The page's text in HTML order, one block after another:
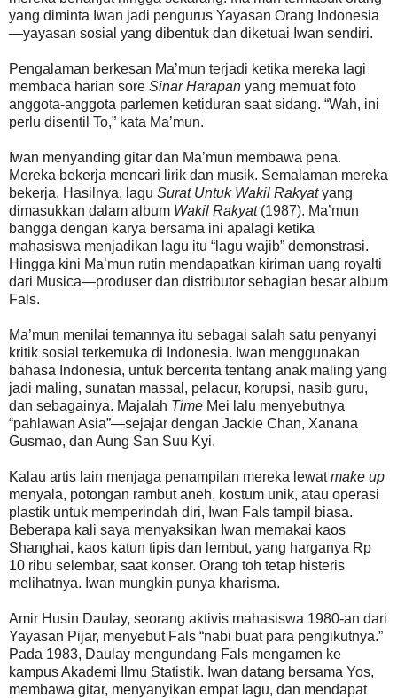
yang diminta Iwan jadi pengurus Yayasan Orang Indonesia
—yayasan sosial yang dibentuk dan diketuai Iwan sendiri.
Pengalaman berkesan Ma’mun terjadi ketika mereka lagi
membaca harian sore Sinar Harapan yang memuat foto
anggota-anggota parlemen ketiduran saat sidang. “Wah, ini
perlu disentil To,” kata Ma’mun.
Iwan menyanding gitar dan Ma’mun membawa pena.
Mereka bekerja mencari lirik dan musik. Semalaman mereka
bekerja. Hasilnya, lagu Surat Untuk Wakil Rakyatyang
dimasukkan dalam album Wakil Rakyat(1987). Ma’mun
bangga dengan karya bersama ini apalagi ketika
mahasiswa menjadikan lagu itu “lagu wajib” demonstrasi.
Hingga kini Ma’mun rutin mendapatkan kiriman uang royalti
dari Musica—produser dan distributor sebagian besar album
Fals.
Ma’mun menilai temannya itu sebagai salah satu penyanyi
kritik sosial terkemuka di Indonesia. Iwan menggunakan
bahasa Indonesia, untuk bercerita tentang anak maling yang
jadi maling, sunatan massal, pelacur, korupsi, nasib guru,
dan sebagainya. Majalah Time Mei lalu menyebutnya
“pahlawan Asia”—sejajar dengan Jackie Chan, Xanana
Gusmao, dan Aung San Suu Kyi.
Kalau artis lain menjaga penampilan mereka lewatmake up
menyala, potongan rambut aneh, kostum unik, atau operasi
plastik untuk memperindah diri, Iwan Fals tampil biasa.
Beberapa kali saya menyaksikan Iwan memakai kaos
Shanghai, kaos katun tipis dan lembut, yang harganya Rp
10 ribu selembar, saat konser. Orang toh tetap histeris
melihatnya. Iwan mungkin punya kharisma.
Amir Husin Daulay, seorang aktivis mahasiswa 1980-an dari
Yayasan Pijar, menyebut Fals “nabi buat para pengikutnya.”
Pada 1983, Daulay mengundang Fals mengamen ke
kampus Akademi Ilmu Statistik. Iwan datang bersama Yos,
membawa gitar, menyanyikan empat lagu, dan mendapat